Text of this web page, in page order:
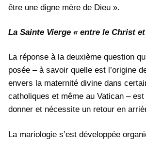
être une digne mère de Dieu ».
La Sainte Vierge « entre le Christ et
La réponse à la deuxième question
posée – à savoir quelle est l’origine
envers la maternité divine dans
catholiques et même au Vatican –
donner et nécessite un retour en
La mariologie s’est développée